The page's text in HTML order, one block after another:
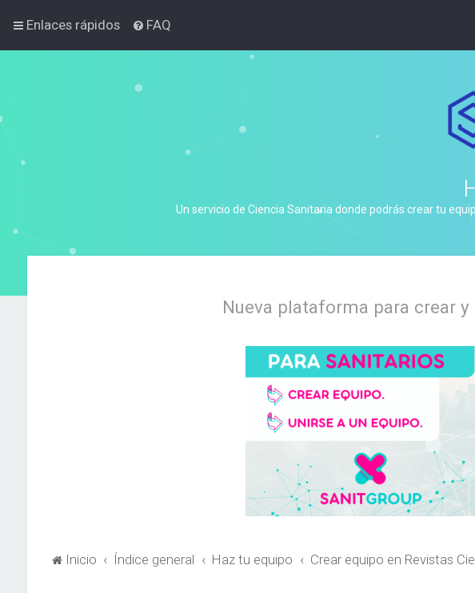
Enlaces rápidos FAQ
Un servicio de Ciencia Sanitaria donde podrás crear tu
Nueva plataforma para crear
Inicio Índice general Haz tu equipo Crear equipo en Revistas